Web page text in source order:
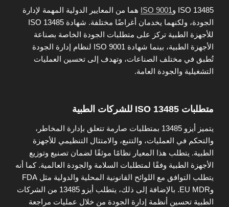
ISO 13485 و ISO 9001 هما من المعايير الدولية المهمة لإدارة
الجودة، ولكنهما يخدمان أغراضًا مختلفة. شهادة ISO 13485
للأجهزة الطبية تركز على متطلبات الجودة الخاصة بصناعة
الأجهزة الطبية، بينما شهادة ISO 9001 لنظام إدارة الجودة
تُطبق في مختلف الصناعات، وتهدف إلى تحسين العمليات
التشغيلية والجودة العامة.
متطلبات ISO 13485 للشركات الطبية
يتميز أيزو 13485 بمتطلبات صارمة تتعلق بإدارة المخاطر،
والتحكم في العمليات، والتتبع، والامتثال التنظيمي للأجهزة
الطبية. يتطلب هذا المعيار نظامًا موثقًا لضمان تصنيع وتوزيع
الأجهزة الطبية وفقًا لمتطلبات السلامة والجودة العالمية. كما أنه
يتطلب التوافق مع اللوائح القانونية المحلية والدولية مثل FDA
وEU MDR. بالإضافة إلى ذلك، يتطلب أيزو 13485 من الشركات
الطبية تحسين أنظمة إدارة الجودة من خلال عمليات مراجعة